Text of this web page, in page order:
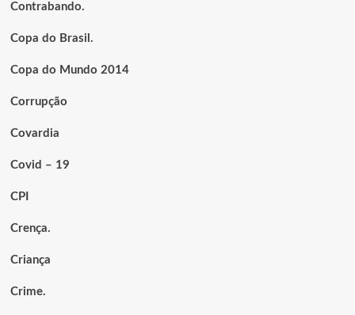
Contrabando.
Copa do Brasil.
Copa do Mundo 2014
Corrupção
Covardia
Covid – 19
CPI
Crença.
Criança
Crime.